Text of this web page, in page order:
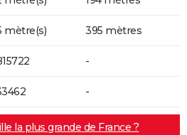
mètre(s) 395 mètres
-
-
la plus grande de France ?